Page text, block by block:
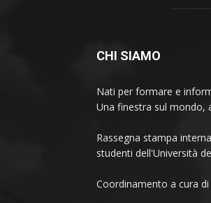
CHI SIAMO
Nati per formare e
Una finestra sul mondo,
Rassegna stampa
studenti dell'Università
Coordinamento a cura di